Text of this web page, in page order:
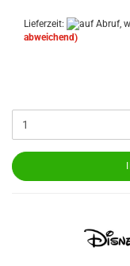
Lieferzeit:
abweichend)